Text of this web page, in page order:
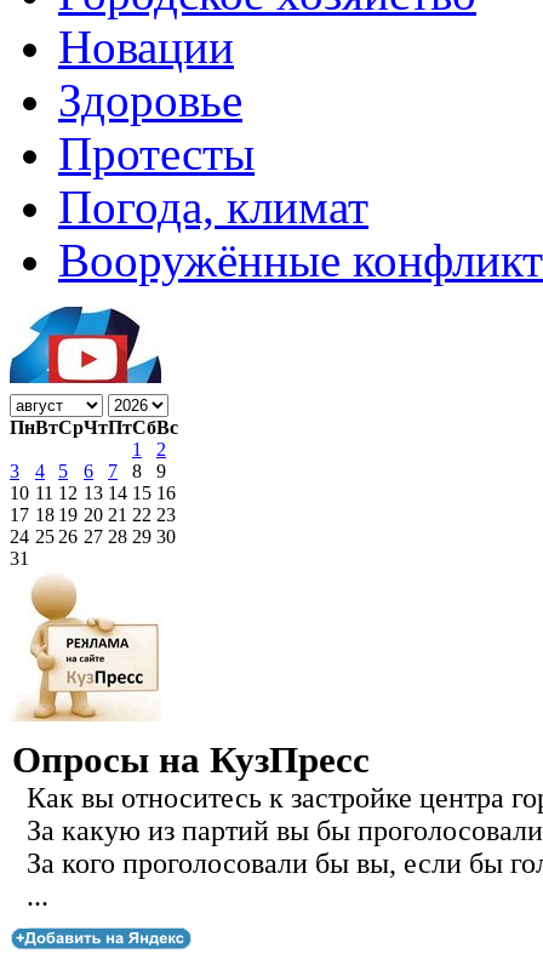
Новации
Здоровье
Протесты
Погода, климат
Вооружённые
ПнВтСрЧтПтСбВс
1
2
3
4 5 6 7 8
9
10 11 12 13 14 15 16
17 18 19 20 21 22 23
24 25 26 27 28 29 30
31
Опросы на КузПресс
Как вы относитесь к застройке центра
За какую из партий вы бы
За кого проголосовали бы вы, если бы
...